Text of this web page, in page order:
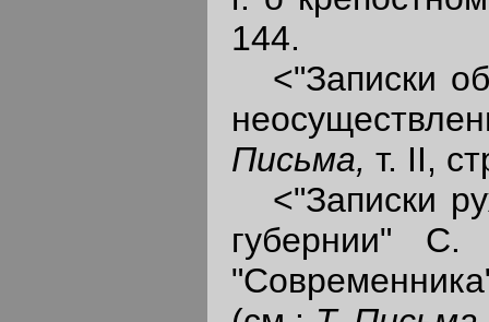
144.
<"Записки
Письма, т. II,
<"Записки
губернии" С.